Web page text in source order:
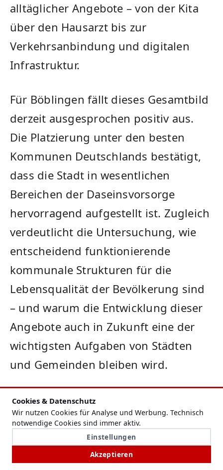
Cookies & Datenschutz
Wir nutzen Cookies für Analyse und Werbung. Technisch
notwendige Cookies sind immer aktiv.
Einstellungen
Akzeptieren
alltäglicher Angebote – von der Kita
über den Hausarzt bis zur
Verkehrsanbindung und digitalen
Infrastruktur.
Für Böblingen fällt dieses Gesamtbild
derzeit ausgesprochen positiv aus.
Die Platzierung unter den besten
Kommunen Deutschlands bestätigt,
dass die Stadt in wesentlichen
Bereichen der Daseinsvorsorge
hervorragend aufgestellt ist. Zugleich
verdeutlicht die Untersuchung, wie
entscheidend funktionierende
kommunale Strukturen für die
Lebensqualität der Bevölkerung sind
– und warum die Entwicklung dieser
Angebote auch in Zukunft eine der
wichtigsten Aufgaben von Städten
und Gemeinden bleiben wird.
REDAKTIONELLER HINWEIS
Melanie Vogel